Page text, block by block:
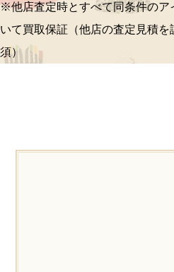
※他店査定時とすべて同条件のア
いて買取保証（他店の査定見積
須）